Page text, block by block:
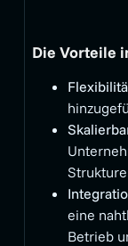
Die Vorteile
eine
Betrieb